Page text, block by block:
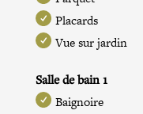
Placards
Vue sur jardin
Salle de bain 1
Baignoire